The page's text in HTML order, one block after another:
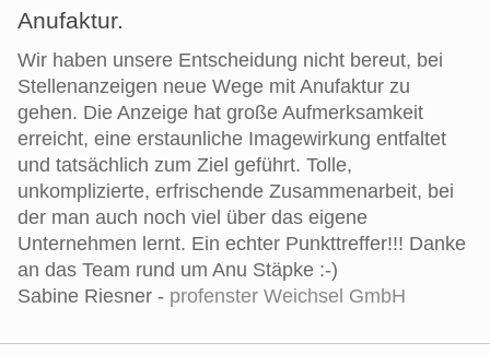
Anufaktur.
Wir haben unsere Entscheidung nicht bereut, bei
Stellenanzeigen neue Wege mit Anufaktur zu
gehen. Die Anzeige hat große Aufmerksamkeit
erreicht, eine erstaunliche Imagewirkung entfaltet
und tatsächlich zum Ziel geführt. Tolle,
unkomplizierte, erfrischende Zusammenarbeit, bei
der man auch noch viel über das eigene
Unternehmen lernt. Ein echter Punkttreffer!!! Danke
an das Team rund um Anu Stäpke :-)
Sabine Riesner - profenster Weichsel GmbH